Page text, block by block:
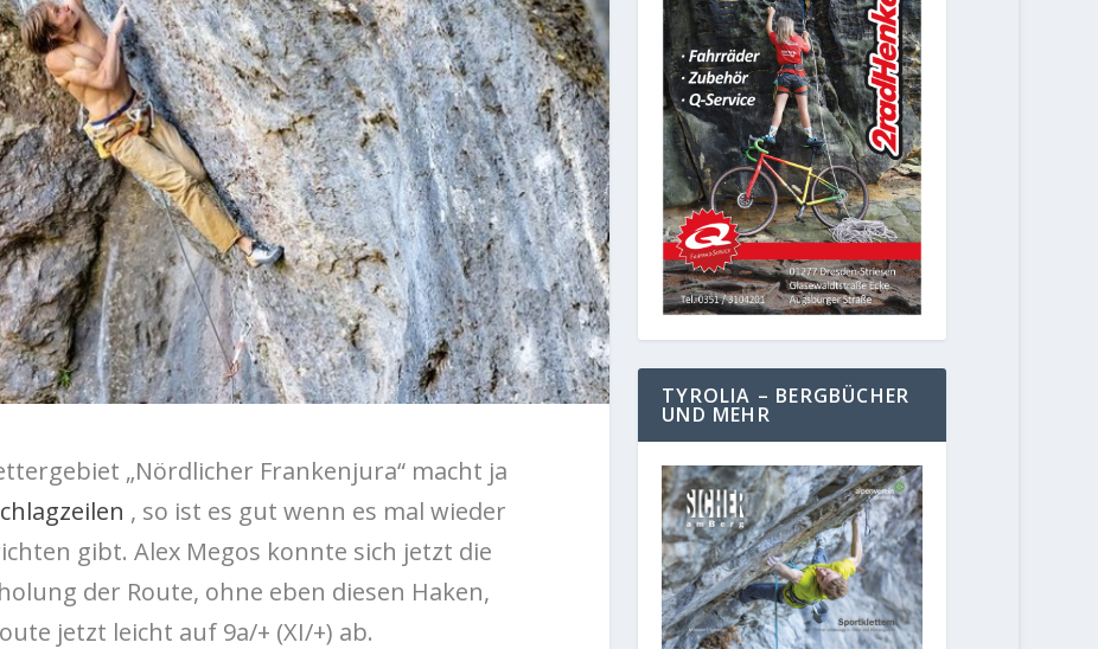
„Nördlicher Frankenjura“ macht ja
, so ist es gut wenn es mal wieder
gibt. Alex Megos konnte sich jetzt die
der Route, ohne eben diesen Haken,
jetzt leicht auf 9a/+ (XI/+) ab.
TYROLIA – BERGBÜCHER
UND MEHR